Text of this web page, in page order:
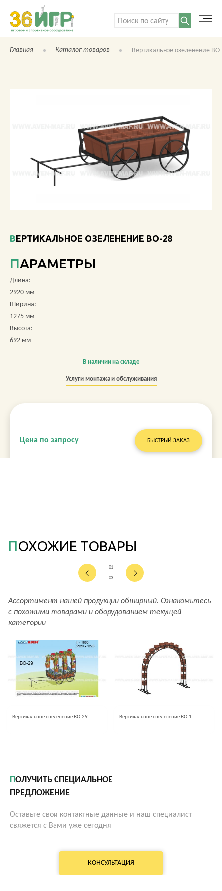
О КОМПАНИИ
КОНТАКТЫ
+7 (473) 212-11-30
Поиск:
Главная Каталог товаров Вертикальное озеленение
ВЕРТИКАЛЬНОЕ ОЗЕЛЕНЕНИЕ ВО-28
ПАРАМЕТРЫ
Длина:
2920 мм
Ширина:
1275 мм
Высота:
692 мм
В наличии на складе
Услуги монтажа и обслуживания
Цена по запросу БЫСТРЫЙ ЗАКАЗ
ПОХОЖИЕ ТОВАРЫ
Ассортимент нашей продукции обширный. Ознакомьтесь
с похожими товарами и оборудованием текущей
категории
01
03
Вертикальное озеленение ВО-29 Вертикальное озеленение ВО-1
ПОЛУЧИТЬ СПЕЦИАЛЬНОЕ
ПРЕДЛОЖЕНИЕ
Оставьте свои контактные данные и наш специалист
свяжется с Вами уже сегодня
КОНСУЛЬТАЦИЯ